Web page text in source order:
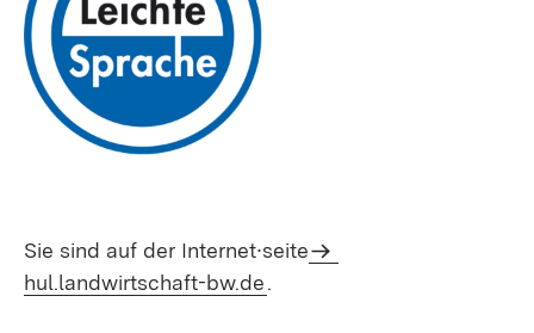
Sie sind auf der Internet∙seite
hul.landwirtschaft-bw.de.